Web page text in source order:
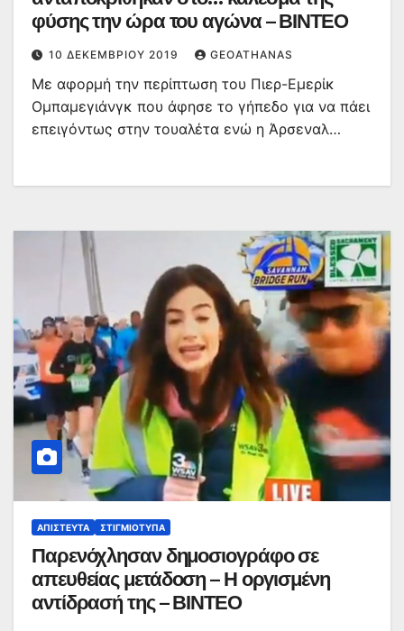
φύσης την ώρα του αγώνα – ΒΙΝΤΕΟ
10 ΔΕΚΕΜΒΡΊΟΥ 2019 GEOATHANAS
Με αφορμή την περίπτωση του Πιερ-Εμερίκ
Ομπαμεγιάνγκ που άφησε το γήπεδο για να πάει
επειγόντως στην τουαλέτα ενώ η Άρσεναλ…
ΑΠΊΣΤΕΥΤΑ ΣΤΙΓΜΙΌΤΥΠΑ
Παρενόχλησαν δημοσιογράφο σε
απευθείας μετάδοση – Η οργισμένη
αντίδρασή της – ΒΙΝΤΕΟ